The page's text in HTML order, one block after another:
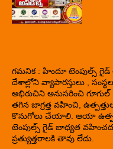
గమనిక : హిందూ టెంపుల్స్
దేశాల్లోని వ్యాపారస్తులు ,
అభిరుచిని అనుసరించి
తగిన జాగ్రత్త వహించి,
కొనుగోలు చేయాలి. ఆయా
టెంపుల్స్ గైడ్ బాధ్యత
ప్రత్యుత్తరాలకి తావు లేదు.